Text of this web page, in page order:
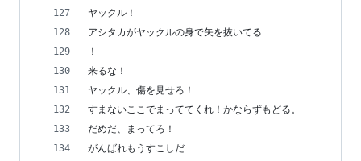
ヤックル！
アシタカがヤックルの身で矢を抜いてる
！
来るな！
ヤックル、傷を見せろ！
すまないここでまっててくれ！かならずもどる。
だめだ、まってろ！
がんばれもうすこしだ